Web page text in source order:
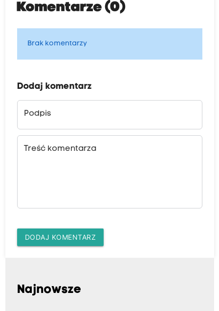
Komentarze (0)
Brak komentarzy
Dodaj komentarz
Podpis
Treść komentarza
DODAJ KOMENTARZ
Najnowsze